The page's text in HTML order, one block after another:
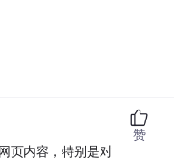
页内容，特别是对
赞